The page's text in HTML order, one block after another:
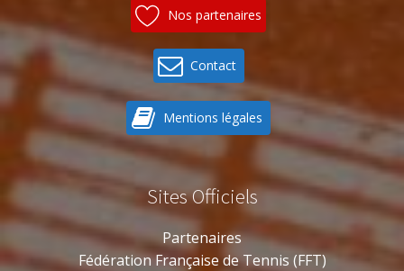
Nos partenaires
Contact
Mentions légales
Sites Officiels
Partenaires
Fédération Française de Tennis (FFT)